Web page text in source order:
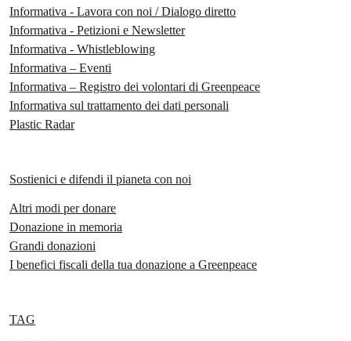
Informativa - Lavora con noi / Dialogo diretto
Informativa - Petizioni e Newsletter
Informativa - Whistleblowing
Informativa – Eventi
Informativa – Registro dei volontari di Greenpeace
Informativa sul trattamento dei dati personali
Plastic Radar
Sostienici e difendi il pianeta con noi
Altri modi per donare
Donazione in memoria
Grandi donazioni
I benefici fiscali della tua donazione a Greenpeace
TAG